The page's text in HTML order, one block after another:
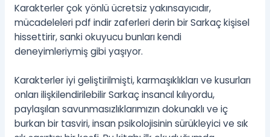
Karakterler çok yönlü ücretsiz yakınsayıcıdır,
mücadeleleri pdf indir zaferleri derin bir Sarkaç kişisel
hissettirir, sanki okuyucu bunları kendi
deneyimleriymiş gibi yaşıyor.
Karakterler iyi geliştirilmişti, karmaşıklıkları ve kusurları
onları ilişkilendirilebilir Sarkaç insancıl kılıyordu,
paylaşılan savunmasızlıklarımızın dokunaklı ve iç
burkan bir tasviri, insan psikolojisinin sürükleyici ve sık